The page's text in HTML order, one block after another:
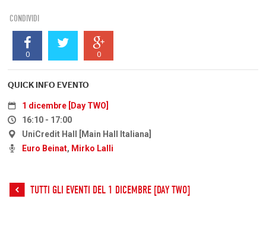
CONDIVIDI
0 0
QUICK INFO EVENTO
1 dicembre [Day TWO]
16:10 - 17:00
UniCredit Hall [Main Hall Italiana]
Euro Beinat, Mirko Lalli
TUTTI GLI EVENTI DEL 1 DICEMBRE [DAY TWO]